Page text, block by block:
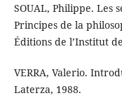
SOUAL, Philippe. Les
Principes de la
Éditions de l’Institut
VERRA, Valerio.
Laterza, 1988.